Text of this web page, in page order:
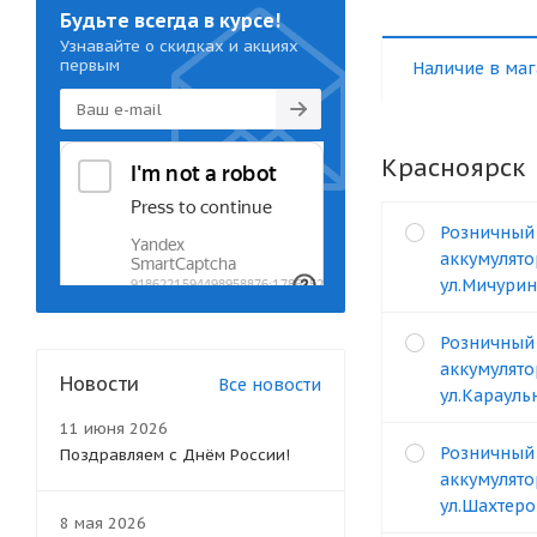
Наличие в
Красноярск
Будьте всегда в курсе!
Узнавайте о скидках и акциях
первым
Новости Все новости
11 июня 2026
Поздравляем с Днём России!
8 мая 2026